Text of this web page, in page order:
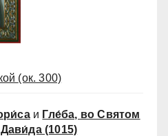
(ок. 300)
и Гле́ба, во Святом
(1015)